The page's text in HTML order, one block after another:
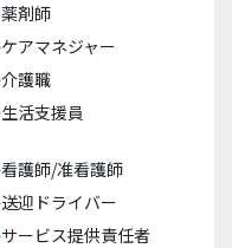
薬剤師
ケアマネジャー
介護職
生活支援員
看護師/准看護師
送迎ドライバー
サービス提供責任者